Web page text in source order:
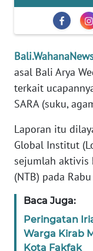
asal Bali Arya
terkait
SARA (suku,
Laporan itu
Global Institut
sejumlah aktivis
(NTB) pada
Baca Juga:
Peringatan
Warga Kirab
Kota Fakfak
PEDOMAN
MEDIA
SIBER
REDAKSI
DISCLAIMER
Wahana
News
Regional
WN
SUMUT